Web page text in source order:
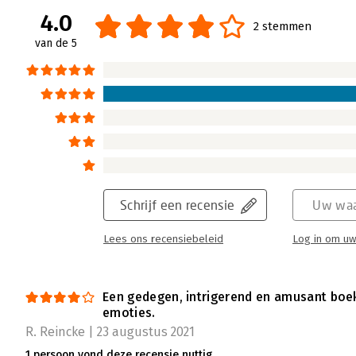
Nooit meer doen alsof - 'Een boek
Marthe van der Molen | 21 september 2021
Een managementboek over schaamte?
van het pareltje Nooit meer doen alsof -
Lees verder
4.0
van de 5
2 stemmen
Schrijf een recensie
Lees ons recensiebeleid
Uw
Log in om
Een gedegen, intrigerend en amusant
emoties.
R. Reincke | 23 augustus 2021